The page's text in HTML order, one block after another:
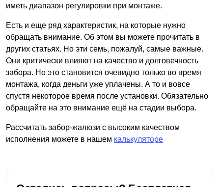
иметь диапазон регулировки при монтаже.
Есть и еще ряд характеристик, на которые нужно
обращать внимание. Об этом вы можете прочитать в
других статьях. Но эти семь, пожалуй, самые важные.
Они критически влияют на качество и долговечность
забора. Но это становится очевидно только во время
монтажа, когда деньги уже уплачены. А то и вовсе
спустя некоторое время после установки. Обязательно
обращайте на это внимание ещё на стадии выбора.
Рассчитать забор-жалюзи с высоким качеством
исполнения можете в нашем калькуляторе